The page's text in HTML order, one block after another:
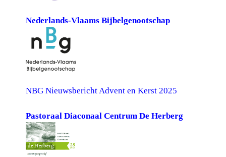
Nederlands-Vlaams Bijbelgenootschap
NBG Nieuwsbericht Advent en Kerst 2025
Pastoraal Diaconaal Centrum De Herberg